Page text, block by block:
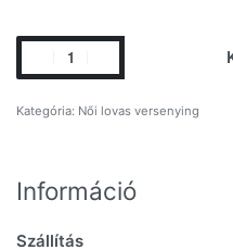
Kategória: Női lovas versenying
Információ
Szállítás